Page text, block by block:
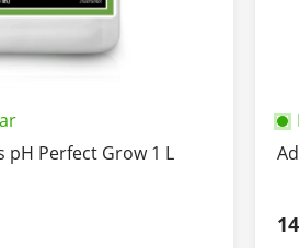
Perfect Grow 1 L